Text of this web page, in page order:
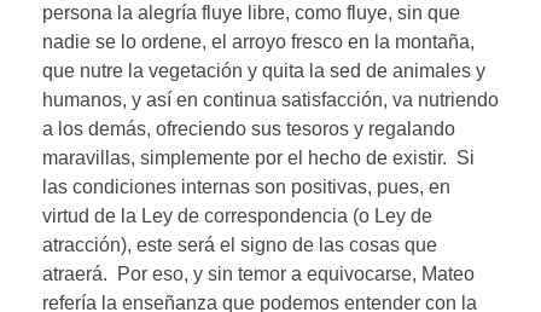
persona la alegría fluye libre, como fluye, sin que
nadie se lo ordene, el arroyo fresco en la montaña,
que nutre la vegetación y quita la sed de animales y
humanos, y así en continua satisfacción, va nutriendo
a los demás, ofreciendo sus tesoros y regalando
maravillas, simplemente por el hecho de existir. Si
las condiciones internas son positivas, pues, en
virtud de la Ley de correspondencia (o Ley de
atracción), este será el signo de las cosas que
atraerá. Por eso, y sin temor a equivocarse, Mateo
refería la enseñanza que podemos entender con la